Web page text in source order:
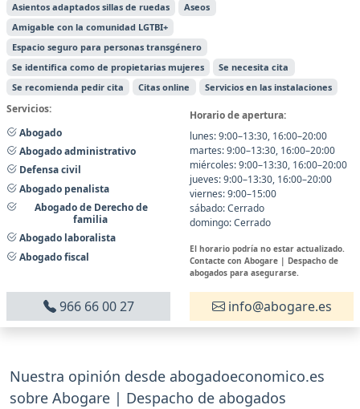
Asientos adaptados sillas de ruedas
Aseos
Amigable con la comunidad LGTBI+
Espacio seguro para personas transgénero
Se identifica como de propietarias mujeres
Se necesita cita
Se recomienda pedir cita
Citas online Servicios en las instalaciones
Servicios:
Abogado
Abogado administrativo
Defensa civil
Abogado penalista
Abogado de Derecho de
familia
Abogado laboralista
Abogado fiscal
Horario de apertura:
lunes: 9:00–13:30, 16:00–20:00
martes: 9:00–13:30, 16:00–20:00
miércoles: 9:00–13:30, 16:00–20:00
jueves: 9:00–13:30, 16:00–20:00
viernes: 9:00–15:00
sábado: Cerrado
domingo: Cerrado
El horario podría no estar actualizado.
Contacte con Abogare | Despacho de
abogados para asegurarse.
966 66 00 27 info@abogare.es
Nuestra opinión desde abogadoeconomico.es
sobre Abogare | Despacho de abogados